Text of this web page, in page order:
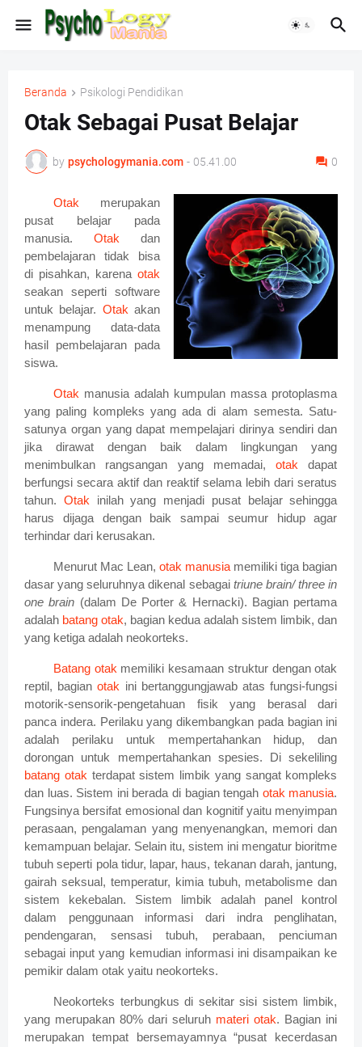
Beranda Psikologi Pendidikan
Otak Sebagai Pusat Belajar
by psychologymania.com - 05.41.00 0
Otak merupakan
pusat belajar pada
manusia. Otak dan
pembelajaran tidak bisa
di pisahkan, karena otak
seakan seperti software
untuk belajar. Otak akan
menampung data-data
hasil pembelajaran pada
siswa.
Otak manusia adalah kumpulan massa protoplasma
yang paling kompleks yang ada di alam semesta. Satu-
satunya organ yang dapat mempelajari dirinya sendiri dan
jika dirawat dengan baik dalam lingkungan yang
menimbulkan rangsangan yang memadai,otak dapat
berfungsi secara aktif dan reaktif selama lebih dari seratus
tahun. Otak inilah yang menjadi pusat belajar sehingga
harus dijaga dengan baik sampai seumur hidup agar
terhindar dari kerusakan.
Menurut Mac Lean,otak manusia memiliki tiga bagian
dasar yang seluruhnya dikenal sebagai triune brain/ three in
one brain (dalam De Porter & Hernacki). Bagian pertama
adalah batang otak, bagian kedua adalah sistem limbik, dan
yang ketiga adalah neokorteks.
Batang otak memiliki kesamaan struktur dengan otak
reptil, bagianotak ini bertanggungjawab atas fungsi-fungsi
motorik-sensorik-pengetahuan fisik yang berasal dari
panca indera. Perilaku yang dikembangkan pada bagian ini
adalah perilaku untuk mempertahankan hidup, dan
dorongan untuk mempertahankan spesies.
Di sekeliling
batang otak terdapat sistem limbik yang sangat kompleks
dan luas. Sistem ini berada di bagian tengah otak manusia.
Fungsinya bersifat emosional dan kognitif yaitu menyimpan
perasaan, pengalaman yang menyenangkan, memori dan
kemampuan belajar. Selain itu, sistem ini mengatur bioritme
tubuh seperti pola tidur, lapar, haus, tekanan darah, jantung,
gairah seksual, temperatur, kimia tubuh, metabolisme dan
sistem kekebalan. Sistem limbik adalah panel kontrol
dalam penggunaan informasi dari indra penglihatan,
pendengaran, sensasi tubuh, perabaan, penciuman
sebagai input yang kemudian informasi ini disampaikan ke
pemikir dalam otak yaitu neokorteks.
Neokorteks terbungkus di sekitar sisi sistem limbik,
yang merupakan 80% dari seluruh materi otak. Bagian ini
merupakan tempat bersemayamnya“pusat kecerdasan